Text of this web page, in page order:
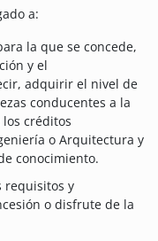
a:
la que se concede,
y el
adquirir el nivel de
conducentes a la
créditos
o Arquitectura y
conocimiento.
requisitos y
o disfrute de la